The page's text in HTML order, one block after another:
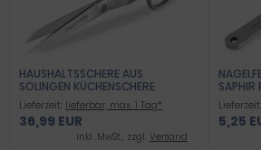
HAUSHALTSSCHERE AUS
SOLINGEN KÜCHENSCHERE
VIELZWECKSCHERE UNIVERSAL-
SCHERE AUS EDELSTAHL 12,7 CM
Lieferzeit: lieferbar, max. 1 Tag*
36,99 EUR
inkl .MwSt., zzgl. Versand
SAPHIR
Lieferzeit:
5,25